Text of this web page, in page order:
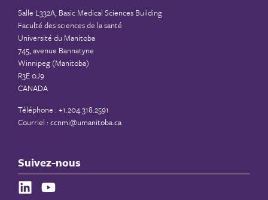
Salle L332A, Basic Medical Sciences Building
Faculté des sciences de la santé
Université du Manitoba
745, avenue Bannatyne
Winnipeg (Manitoba)
R3E 0J9
CANADA
Téléphone : +1.204.318.2591
Courriel : ccnmi@umanitoba.ca
Suivez-nous